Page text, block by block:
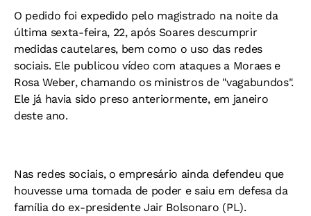
O pedido foi expedido pelo magistrado na noite da
última sexta-feira, 22, após Soares descumprir
medidas cautelares, bem como o uso das redes
sociais. Ele publicou vídeo com ataques a Moraes e
Rosa Weber, chamando os ministros de "vagabundos".
Ele já havia sido preso anteriormente, em janeiro
deste ano.
Nas redes sociais, o empresário ainda defendeu que
houvesse uma tomada de poder e saiu em defesa da
família do ex-presidente Jair Bolsonaro (PL).